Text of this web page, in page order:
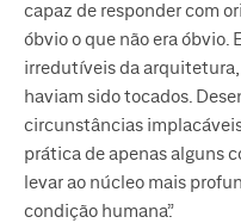
capaz de responder com
óbvio o que não era óbvio.
irredutíveis da
haviam sido tocados.
circunstâncias
prática de apenas alguns
levar ao núcleo mais
condição humana”.